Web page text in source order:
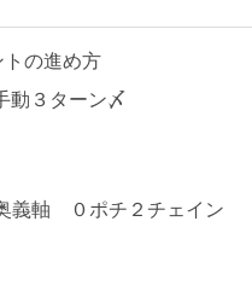
の進め方
動３ターン〆
義軸 ０ポチ２チェイン